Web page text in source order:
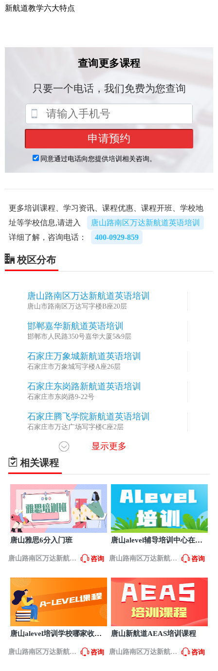
新航道教学六大特点
更多培训课程、学习资讯、课程优惠、课程开班、学校地
址等学校信息,请进入
唐山路南区万达新航道英语培训
详细了解，咨询电话：
400-0929-859
校区分布
唐山路南区万达新航道英语培训
唐山市路南区万达写字楼B座20层
邯郸嘉华新航道英语培训
邯郸市人民路350号嘉华大厦5&9层
石家庄万象城新航道英语培训
石家庄市万象城写字楼A座26层
石家庄东岗路新航道英语培训
石家庄市东岗路9-22号
石家庄腾飞学院新航道英语培训
石家庄市万达广场写字楼C座2层
石家庄万达航道英语培训
石家庄市万达写字楼A座12层
石家庄市建设北大街航道英语培训
石家庄市建设北大街26-1号
显示更多
相关课程
唐山雅思6分入门班
唐山路南区万达新航道
英语培训
咨询
唐山alevel辅导培训中心在哪
唐山路南区万达新航道
英语培训
咨询
唐山alevel培训学校哪家收费
唐山路南区万达新航道 咨询
唐山新航道AEAS培训课程
唐山路南区万达新航道 咨询